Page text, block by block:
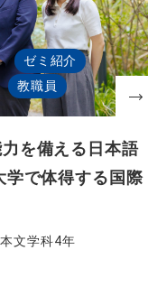
ゼミ紹介
教職員
を備える日本語
学で体得する国際
文学科4年